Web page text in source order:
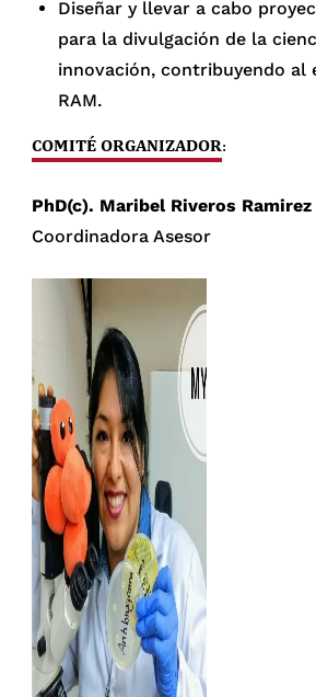
Diseñar y llevar a cabo
para la divulgación de la
innovación, contribuyendo al
RAM.
COMITÉ ORGANIZADOR:
PhD(c). Maribel Riveros Ramirez
Coordinadora Asesor